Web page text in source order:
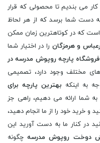
می بندیم تا محصولی که قرار
دست شما برسد که از هر لحاظ
است که در کوتاهترین زمان ممکن
و هرمزگان را در اختیار شما
فروشگاه پارچه روپوش مدرسه در
مختلف وجود دارد، تصمیمی
به اینکه بهترین پارچه برای
به شما ارائه می دهیم، راهی جز
و خرید خود را از ما انجام دهید،
در کنار ما به دست آورید این
دوخت روپوش مدرسه چگونه